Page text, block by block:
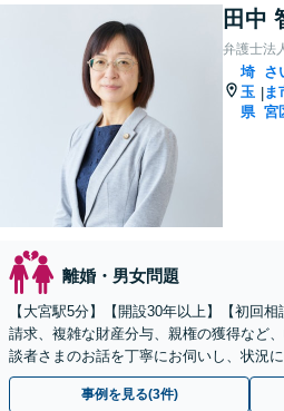
田中
弁護士法
埼
玉
県
|
さ
ま
宮
離婚・男女問題
【大宮駅5分】【開設30年以上】【初回
請求、複雑な財産分与、親権の獲得など
談者さまのお話を丁寧にお伺いし、状況
す。【電話相談可】【休日・夜間対応】
事例を見る(3件)